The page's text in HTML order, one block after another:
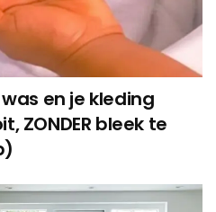
en je kleding
ZONDER bleek te